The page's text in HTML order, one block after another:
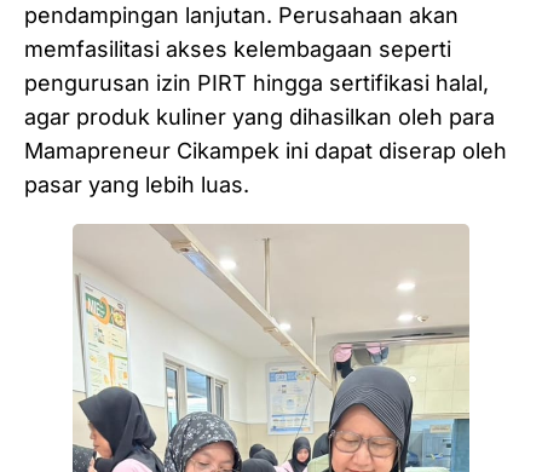
pendampingan lanjutan. Perusahaan akan
memfasilitasi akses kelembagaan seperti
pengurusan izin PIRT hingga sertifikasi halal,
agar produk kuliner yang dihasilkan oleh para
Mamapreneur Cikampek ini dapat diserap oleh
pasar yang lebih luas.